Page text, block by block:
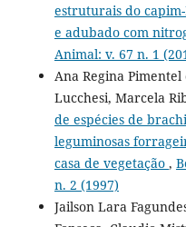
estruturais do
e adubado com
Animal: v. 67 n. 1
Ana Regina
Lucchesi, Marcela
de espécies de
leguminosas
casa de vegetação ,
n. 2 (1997)
Jailson Lara